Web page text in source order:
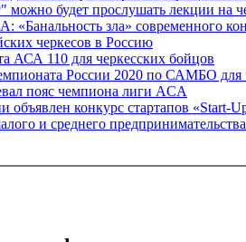
можно будет прослушать лекции на
зла» современного
черкесов в Россию
АСА 110 для черкесских бойцов
России 2020 по САМБО для
пояс чемпиона лиги ACA
объявлен конкурс стартапов «Start-
и среднего
в Telegram